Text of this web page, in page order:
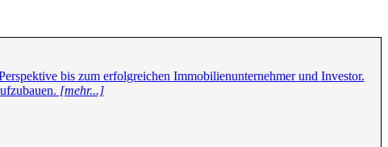
bis zum erfolgreichen Immobilienunternehmer und Investor.
[mehr...]